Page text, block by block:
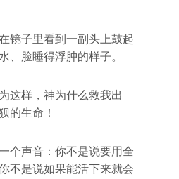
镜子里看到一副头上鼓起
、脸睡得浮肿的样子。
这样，神为什么救我出
的生命！
个声音：你不是说要用全
不是说如果能活下来就会